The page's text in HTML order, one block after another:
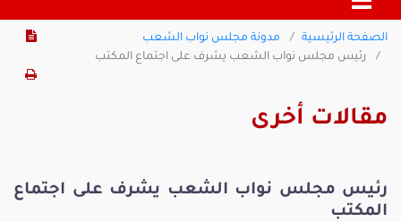
الصفحة الرئيسية
مدونة مجلس نواب الشعب
رئيس مجلس نواب الشعب يشرف على اجتماع المكتب
مقالات أخرى
رئيس مجلس نواب الشعب يشرف على اجتماع
المكتب